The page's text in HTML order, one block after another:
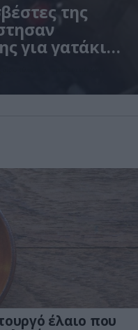
της
για γατάκι
έλαιο που